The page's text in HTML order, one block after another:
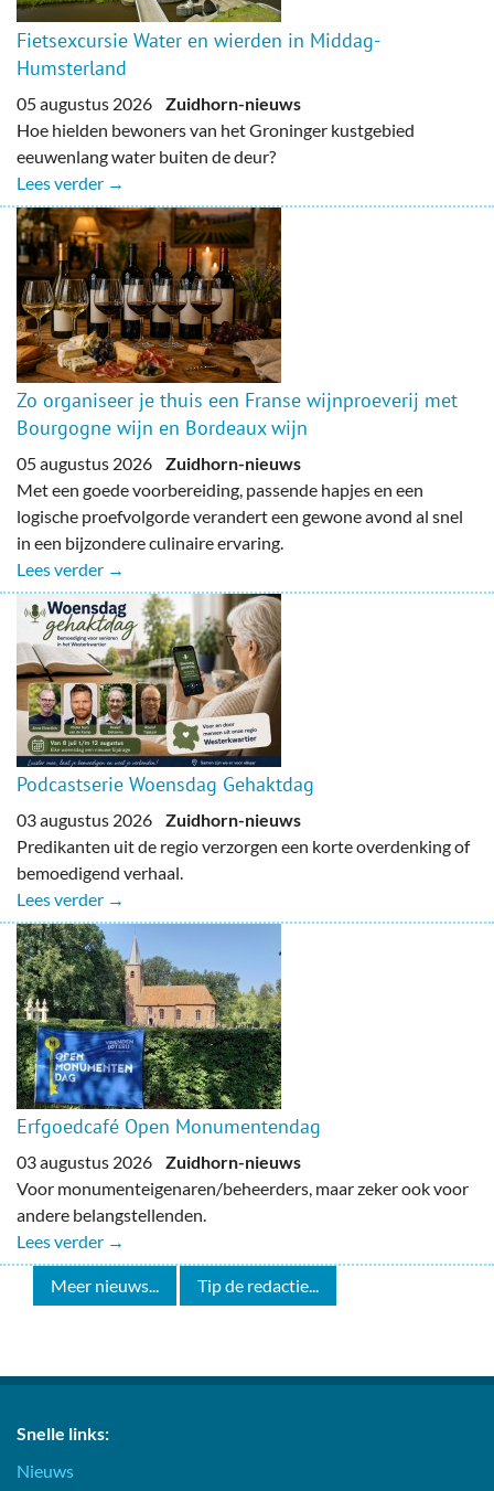
Fietsexcursie Water en wierden in Middag-
Humsterland
05 augustus 2026 Zuidhorn-nieuws
Hoe hielden bewoners van het Groninger kustgebied
eeuwenlang water buiten de deur?
Lees verder →
Zo organiseer je thuis een Franse wijnproeverij met
Bourgogne wijn en Bordeaux wijn
05 augustus 2026 Zuidhorn-nieuws
Met een goede voorbereiding, passende hapjes en een
logische proefvolgorde verandert een gewone avond al snel
in een bijzondere culinaire ervaring.
Lees verder →
Podcastserie Woensdag Gehaktdag
03 augustus 2026 Zuidhorn-nieuws
Predikanten uit de regio verzorgen een korte overdenking of
bemoedigend verhaal.
Lees verder →
Erfgoedcafé Open Monumentendag
03 augustus 2026 Zuidhorn-nieuws
Voor monumenteigenaren/beheerders, maar zeker ook voor
andere belangstellenden.
Lees verder →
Meer nieuws... Tip de redactie...
Snelle links:
Nieuws